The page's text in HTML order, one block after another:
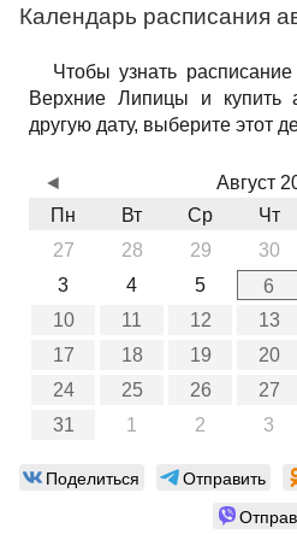
Календарь расписания
Чтобы узнать
Верхние Липицы и купить
другую дату, выберите этот
Август
Пн
Вт Ср Чт
27
28 29 30
3
4 5 6
10
11 12 13
17
18 19 20
24
25 26 27
31
1 2 3
◄
Поделиться Отправить